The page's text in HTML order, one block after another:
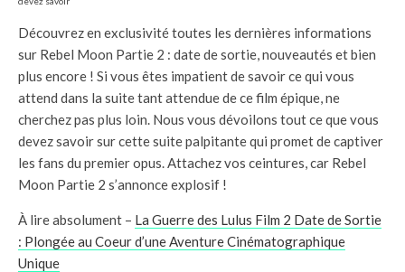
Découvrez en exclusivité toutes les dernières informations
sur Rebel Moon Partie 2 : date de sortie, nouveautés et bien
plus encore ! Si vous êtes impatient de savoir ce qui vous
attend dans la suite tant attendue de ce film épique, ne
cherchez pas plus loin. Nous vous dévoilons tout ce que vous
devez savoir sur cette suite palpitante qui promet de captiver
les fans du premier opus. Attachez vos ceintures, car Rebel
Moon Partie 2 s’annonce explosif !
À lire absolument – La Guerre des Lulus Film 2 Date de Sortie
: Plongée au Coeur d’une Aventure Cinématographique
Unique